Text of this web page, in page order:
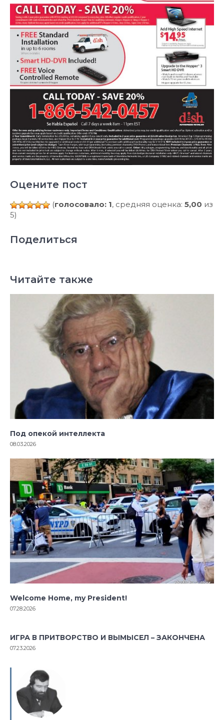
Оцените пост
(голосовало: 1, средняя оценка: 5,00 из
5)
Поделиться
Читайте также
Под опекой интеллекта
08.03.2026
Welcome Home, my President!
07.28.2026
ИГРА В ПРИТВОРСТВО И ВЫМЫСЕЛ – ЗАКОНЧЕНА
07.23.2026